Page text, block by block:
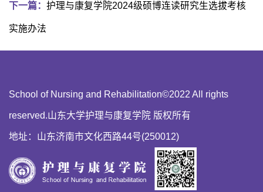
下一篇： 护理与康复学院2024级硕博连读研究生选拔考核
实施办法
School of Nursing and Rehabilitation©2022 All rights
reserved.山东大学护理与康复学院 版权所有
地址：山东济南市文化西路44号(250012)